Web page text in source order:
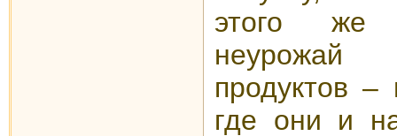
этого же
неурожай
продуктов –
где они и